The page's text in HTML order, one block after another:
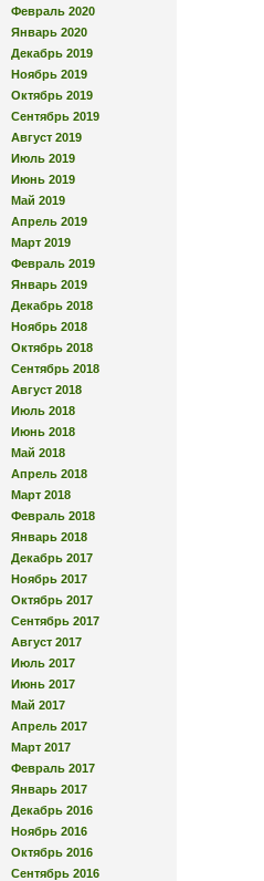
Февраль 2020
Январь 2020
Декабрь 2019
Ноябрь 2019
Октябрь 2019
Сентябрь 2019
Август 2019
Июль 2019
Июнь 2019
Май 2019
Апрель 2019
Март 2019
Февраль 2019
Январь 2019
Декабрь 2018
Ноябрь 2018
Октябрь 2018
Сентябрь 2018
Август 2018
Июль 2018
Июнь 2018
Май 2018
Апрель 2018
Март 2018
Февраль 2018
Январь 2018
Декабрь 2017
Ноябрь 2017
Октябрь 2017
Сентябрь 2017
Август 2017
Июль 2017
Июнь 2017
Май 2017
Апрель 2017
Март 2017
Февраль 2017
Январь 2017
Декабрь 2016
Ноябрь 2016
Октябрь 2016
Сентябрь 2016